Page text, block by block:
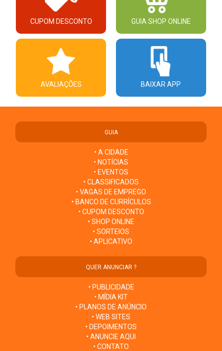
CUPOM DESCONTO GUIA SHOP ONLINE
AVALIAÇÕES BAIXAR APP
GUIA
• A CIDADE
• NOTÍCIAS
• EVENTOS
• CLASSIFICADOS
• VAGAS DE EMPREGO
• BANCO DE CURRÍCULOS
• CUPOM DESCONTO
• SHOP ONLINE
• SORTEIOS
• APLICATIVO
QUER ANUNCIAR ?
• PUBLICIDADE
• MÍDIA KIT
• PLANOS DE ANÚNCIO
• WEB SITES
• DEPOIMENTOS
• ANUNCIE AQUI
• CONTATO